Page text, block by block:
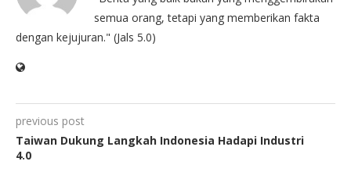
semua orang, tetapi yang memberikan fakta
dengan kejujuran." (Jals 5.0)
previous post
Taiwan Dukung Langkah Indonesia Hadapi Industri
4.0